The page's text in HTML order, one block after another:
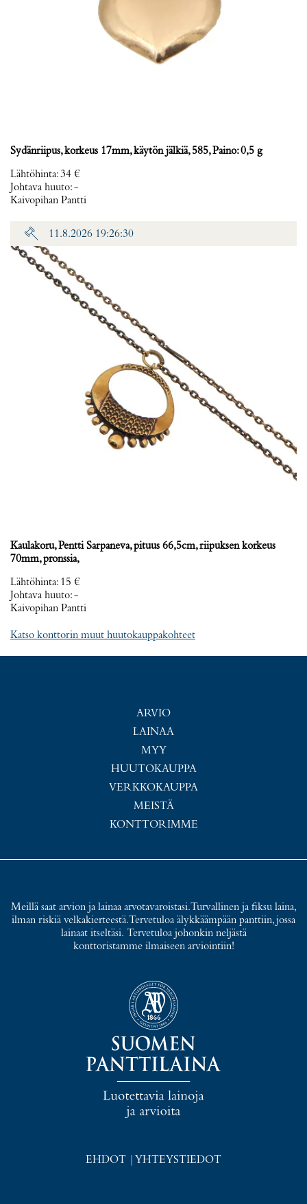
Sydänriipus, korkeus 17mm, käytön jälkiä, 585, Paino: 0,5 g
Lähtöhinta:34 €
Johtava huuto:-
Kaivopihan Pantti
11.8.2026 19:26:30
Kaulakoru, Pentti Sarpaneva, pituus 66,5cm, riipuksen korkeus
70mm, pronssia,
Lähtöhinta: 15 €
Johtava huuto:-
Kaivopihan Pantti
Katso konttorin muut huutokauppakohteet
ARVIO
LAINAA
MYY
HUUTOKAUPPA
VERKKOKAUPPA
MEISTÄ
KONTTORIMME
Meillä saat arvion ja lainaa arvotavaroistasi. Turvallinen ja fiksu laina,
ilman riskiä velkakierteestä. Tervetuloa älykkäämpään panttiin, jossa
lainaat itseltäsi. Tervetuloa johonkin neljästä
konttoristamme ilmaiseen arviointiin!
EHDOT YHTEYSTIEDOT